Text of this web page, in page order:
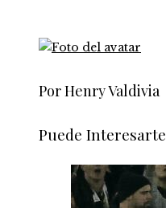
Por Henry Valdivia
Puede Interesarte